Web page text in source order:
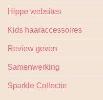
Hippe websites
Kids haaraccessoires
Review geven
Samenwerking
Sparkle Collectie